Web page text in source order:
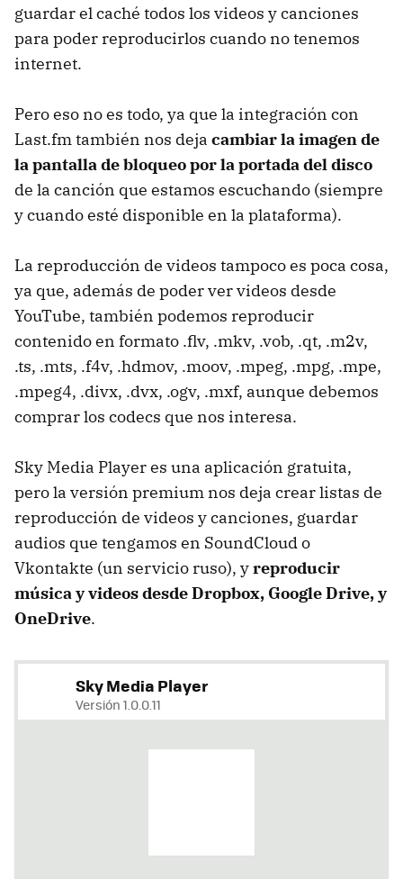
guardar el caché todos los videos y canciones
para poder reproducirlos cuando no tenemos
internet.
Pero eso no es todo, ya que la integración con
Last.fm también nos deja cambiar la imagen de
la pantalla de bloqueo por la portada del disco
de la canción que estamos escuchando (siempre
y cuando esté disponible en la plataforma).
La reproducción de videos tampoco es poca cosa,
ya que, además de poder ver videos desde
YouTube, también podemos reproducir
contenido en formato .flv, .mkv, .vob, .qt, .m2v,
.ts, .mts, .f4v, .hdmov, .moov, .mpeg, .mpg, .mpe,
.mpeg4, .divx, .dvx, .ogv, .mxf, aunque debemos
comprar los codecs que nos interesa.
Sky Media Player es una aplicación gratuita,
pero la versión premium nos deja crear listas de
reproducción de videos y canciones, guardar
audios que tengamos en SoundCloud o
Vkontakte (un servicio ruso), yreproducir
música y videos desde Dropbox, Google Drive, y
OneDrive.
Sky Media Player
Versión 1.0.0.11